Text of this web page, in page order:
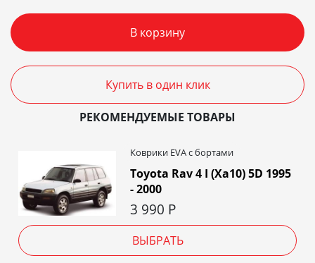
В корзину
Купить в один клик
РЕКОМЕНДУЕМЫЕ ТОВАРЫ
Коврики EVA c бортами
Toyota Rav 4 I (Xa10) 5D 1995
- 2000
3 990 Р
ВЫБРАТЬ